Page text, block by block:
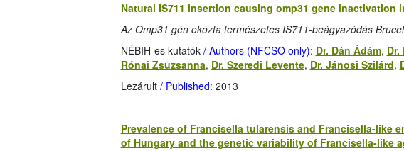
Natural IS711 insertion causing omp31 gene inactivation
Az Omp31 gén okozta természetes IS711-beágyazódás
NÉBIH-es kutatók / Authors (NFCSO only): Dr. Dán Ádám,
Rónai Zsuzsanna, Dr. Szeredi Levente, Dr. Jánosi Szilárd,
Lezárult/ Published: 2013
Prevalence of Francisella tularensis and Francisella-like
of Hungary and the genetic variability of Francisella-like